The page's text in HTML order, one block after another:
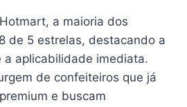
a maioria dos
de 5 estrelas, destacando a
a aplicabilidade imediata.
de confeiteiros que já
e buscam